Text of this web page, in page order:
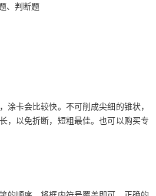
、判断题
涂卡会比较快。不可削成尖细的锥状，
，以免折断，短粗最佳。也可以购买专